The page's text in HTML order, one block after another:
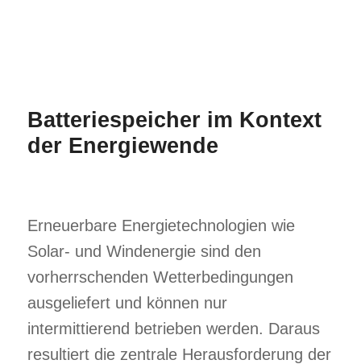
Batteriespeicher im Kontext
der Energiewende
Erneuerbare Energietechnologien wie
Solar- und Windenergie sind den
vorherrschenden Wetterbedingungen
ausgeliefert und können nur
intermittierend betrieben werden. Daraus
resultiert die zentrale Herausforderung der